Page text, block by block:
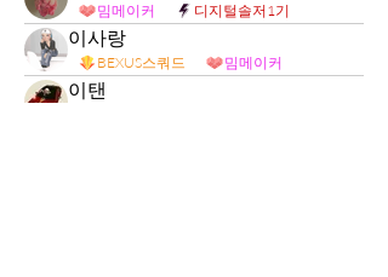
밈메이커 디지털솔저1기
이사랑
BEXUS스쿼드 밈메이커
이탠